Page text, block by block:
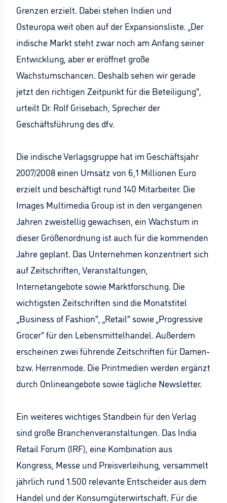
Grenzen erzielt. Dabei stehen Indien und
Osteuropa weit oben auf der Expansionsliste. „Der
indische Markt steht zwar noch am Anfang seiner
Entwicklung, aber er eröffnet große
Wachstumschancen. Deshalb sehen wir gerade
jetzt den richtigen Zeitpunkt für die Beteiligung“,
urteilt Dr. Rolf Grisebach, Sprecher der
Geschäftsführung des dfv.
Die indische Verlagsgruppe hat im Geschäftsjahr
2007/2008 einen Umsatz von 6,1 Millionen Euro
erzielt und beschäftigt rund 140 Mitarbeiter. Die
Images Multimedia Group ist in den vergangenen
Jahren zweistellig gewachsen, ein Wachstum in
dieser Größenordnung ist auch für die kommenden
Jahre geplant. Das Unternehmen konzentriert sich
auf Zeitschriften, Veranstaltungen,
Internetangebote sowie Marktforschung. Die
wichtigsten Zeitschriften sind die Monatstitel
„Business of Fashion“, „Retail“ sowie „Progressive
Grocer“ für den Lebensmittelhandel. Außerdem
erscheinen zwei führende Zeitschriften für Damen-
bzw. Herrenmode. Die Printmedien werden ergänzt
durch Onlineangebote sowie tägliche Newsletter.
Ein weiteres wichtiges Standbein für den Verlag
sind große Branchenveranstaltungen. Das India
Retail Forum (IRF), eine Kombination aus
Kongress, Messe und Preisverleihung, versammelt
jährlich rund 1.500 relevante Entscheider aus dem
Handel und der Konsumgüterwirtschaft. Für die